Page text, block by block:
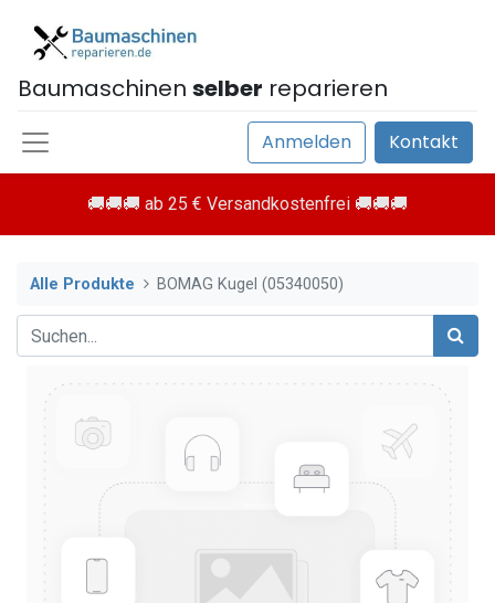
Baumaschinen selber reparieren
Anmelden Kontakt
🚚🚚🚚 ab 25 € Versandkostenfrei 🚚🚚🚚
Alle Produkte BOMAG Kugel (05340050)